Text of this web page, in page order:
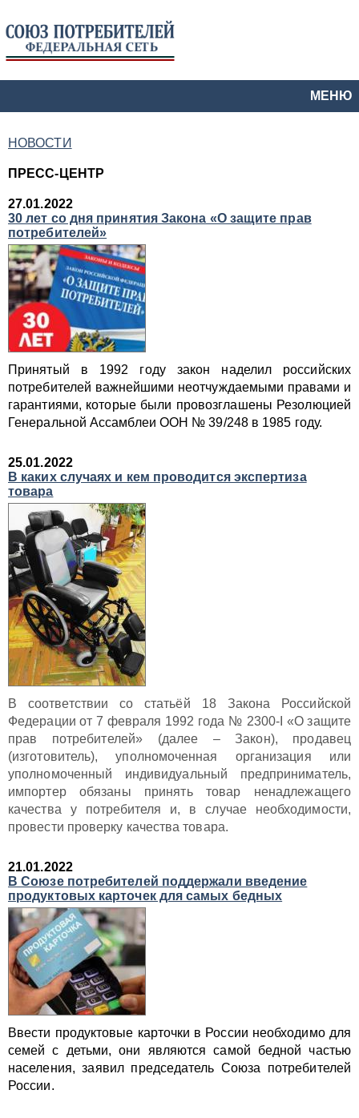
МЕНЮ
НОВОСТИ
ПРЕСС-ЦЕНТР
27.01.2022
30 лет со дня принятия Закона «О защите прав
потребителей»
Принятый в 1992 году закон наделил российских
потребителей важнейшими неотчуждаемыми правами и
гарантиями, которые были провозглашены Резолюцией
Генеральной Ассамблеи ООН № 39/248 в 1985 году.
25.01.2022
В каких случаях и кем проводится экспертиза
товара
В соответствии со статьёй 18 Закона Российской
Федерации от 7 февраля 1992 года № 2300-I «О защите
прав потребителей» (далее – Закон), продавец
(изготовитель), уполномоченная организация или
уполномоченный индивидуальный предприниматель,
импортер обязаны принять товар ненадлежащего
качества у потребителя и, в случае необходимости,
провести проверку качества товара.
21.01.2022
В Союзе потребителей поддержали введение
продуктовых карточек для самых бедных
Ввести продуктовые карточки в России необходимо для
семей с детьми, они являются самой бедной частью
населения, заявил председатель Союза потребителей
России.